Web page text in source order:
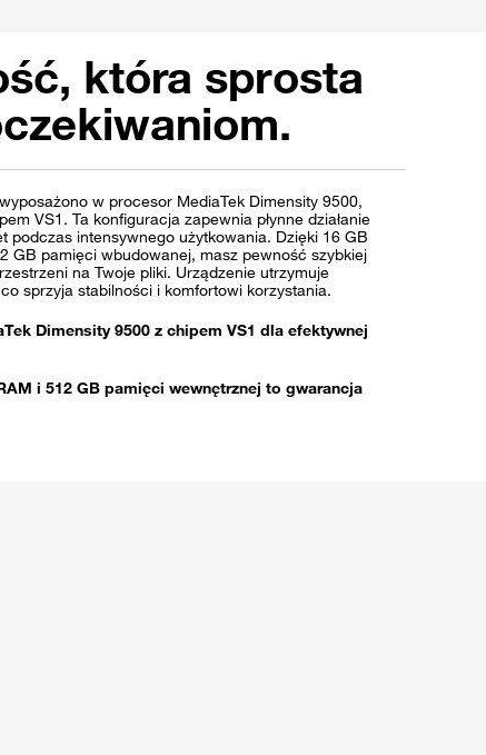
która sprosta
w procesor MediaTek Dimensity 9500,
VS1. Ta konfiguracja zapewnia płynne działanie
podczas intensywnego użytkowania. Dzięki 16 GB
GB pamięci wbudowanej, masz pewność szybkiej
na Twoje pliki. Urządzenie utrzymuje
sprzyja stabilności i komfortowi korzystania.
Dimensity 9500 z chipem VS1 dla efektywnej
i 512 GB pamięci wewnętrznej to gwarancja